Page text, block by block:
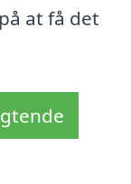
at få det